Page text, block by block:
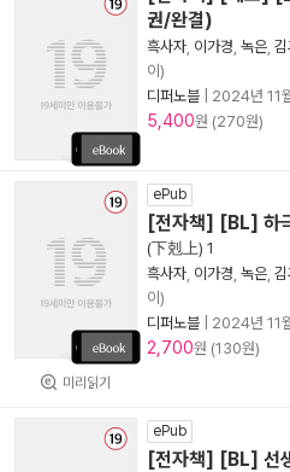
권/완결)
흑사자 이가경 녹은
이)
디퍼노블
2024년 11
5,400원 (270원)
미리읽기
ePub
[전자책] [BL] 하
(下剋上) 1
흑사자 이가경 녹은
이)
디퍼노블
2024년 11
2,700원 (130원)
ePub
[전자책] [BL] 선